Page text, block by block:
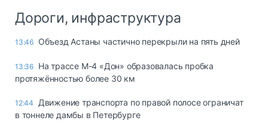
Дороги, инфраструктура
13:46 Объезд Астаны частично перекрыли на пять дней
13:36 На трассе М-4 «Дон» образовалась пробка
протяжённостью более 30 км
12:44
Движение транспорта по правой полосе ограничат
в тоннеле дамбы в Петербурге